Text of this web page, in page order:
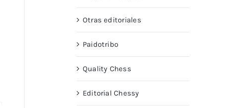
Otras editoriales
Paidotribo
Quality Chess
Editorial Chessy